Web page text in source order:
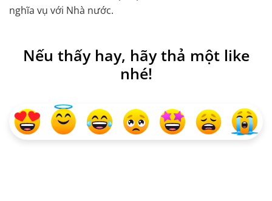
nghĩa vụ với Nhà nước.
Nếu thấy hay, hãy thả một like
nhé!